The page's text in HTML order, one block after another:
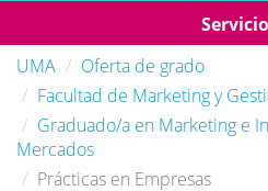
UMA
Oferta de grado
Facultad de Marketing y
Graduado/a en Marketing e
Mercados
Prácticas en Empresas